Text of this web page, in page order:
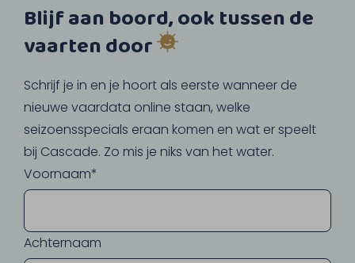
Blijf aan boord, ook tussen de
vaarten door
Schrijf je in en je hoort als eerste wanneer de
nieuwe vaardata online staan, welke
seizoensspecials eraan komen en wat er speelt
bij Cascade. Zo mis je niks van het water.
Voornaam*
Achternaam